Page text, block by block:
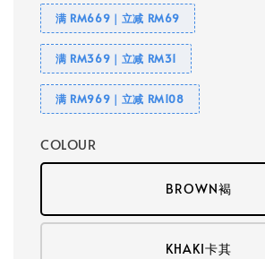
满 RM669｜立减 RM69
满 RM369｜立减 RM31
满 RM969｜立减 RM108
COLOUR
BROWN褐
KHAKI卡其